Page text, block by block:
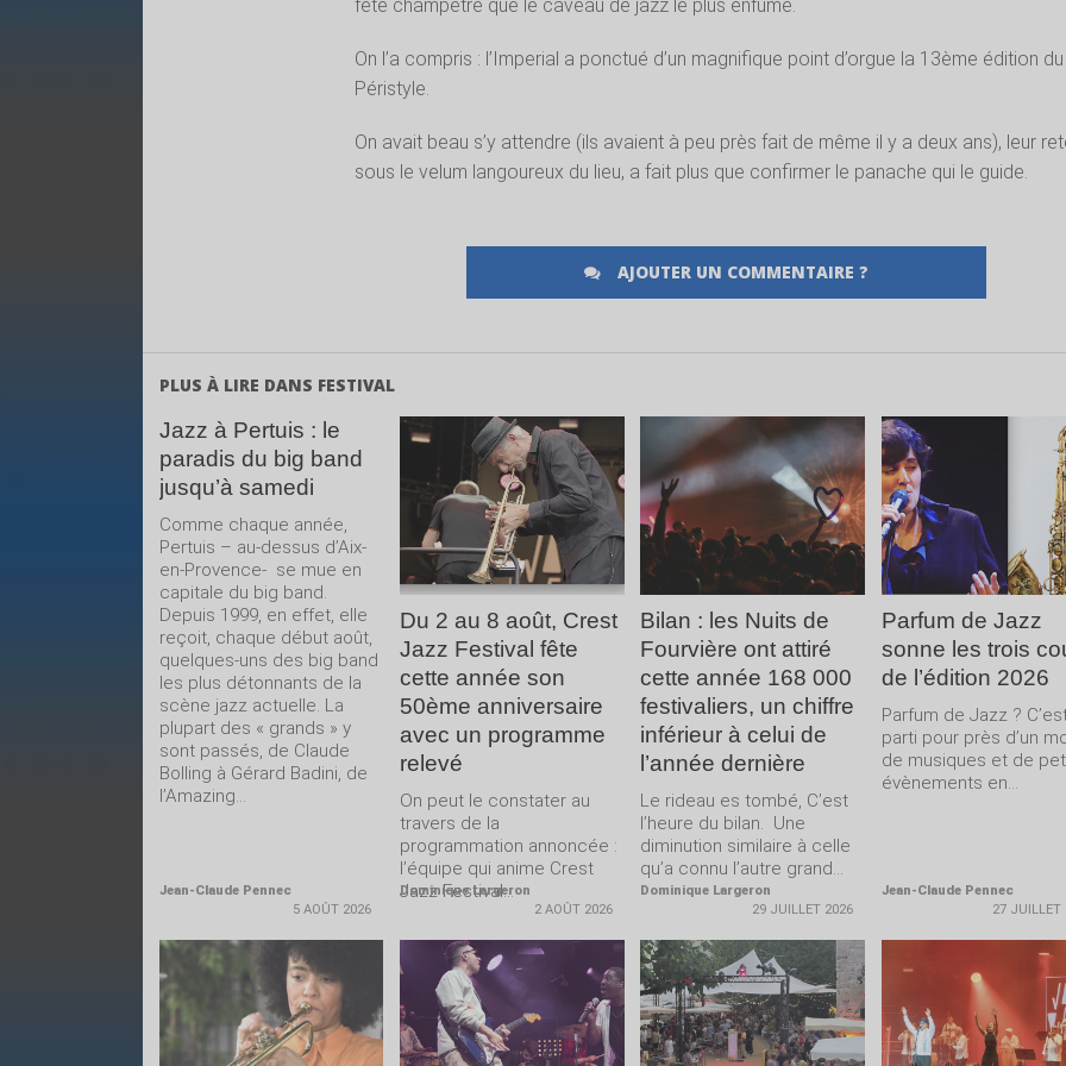
fête champêtre que le caveau de jazz le plus enfumé.
On l’a compris : l’Imperial a ponctué d’un magnifique point d’orgue la 13ème édition du
Péristyle.
On avait beau s’y attendre (ils avaient à peu près fait de même il y a deux ans), leur
sous le velum langoureux du lieu, a fait plus que confirmer le panache qui le guide.
AJOUTER UN COMMENTAIRE ?
PLUS À LIRE DANS FESTIVAL
Jazz à Pertuis : le
paradis du big band
jusqu’à samedi
Comme chaque année,
Pertuis – au-dessus d’Aix-
en-Provence- se mue en
capitale du big band.
Depuis 1999, en effet, elle
reçoit, chaque début août,
quelques-uns des big band
les plus détonnants de la
scène jazz actuelle. La
plupart des « grands » y
sont passés, de Claude
Bolling à Gérard Badini, de
l’Amazing...
Jean-Claude Pennec
5 AOÛT 2026
LIRE LA
SUITE
Du 2 au 8 août, Crest
Jazz Festival fête
cette année son
50ème anniversaire
avec un programme
relevé
On peut le constater au
travers de la
programmation annoncée :
l’équipe qui anime Crest
Jazz Festival...
Dominique Largeron
2 AOÛT 2026
LIRE LA
Bilan : les Nuits de
Fourvière ont attiré
cette année 168 000
festivaliers, un chiffre
inférieur à celui de
l’année dernière
Le rideau es tombé, C’est
l’heure du bilan. Une
diminution similaire à celle
qu’a connu l’autre grand...
Dominique Largeron
29 JUILLET 2026
Parfum de Jazz
sonne les trois
de l’édition 2026
Parfum de Jazz ?
parti pour près d’un
de musiques et de
évènements en...
Jean-Claude Pennec
27 JUILLET
LIRE LA
SUITE
LIRE LA
SUITE
LIRE LA
SUITE
LIRE LA
SUITE